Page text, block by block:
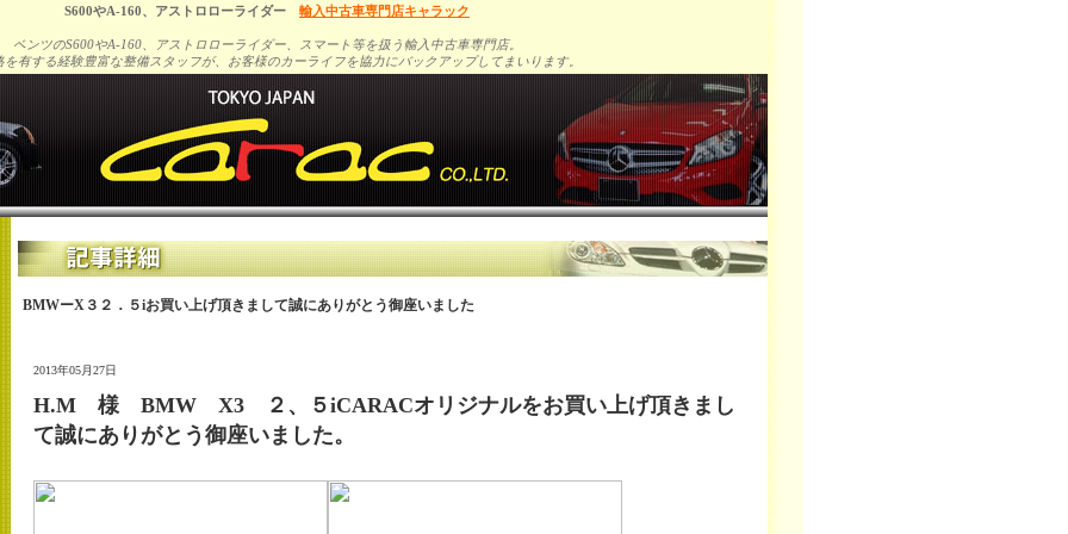
S600やA-160、アストロローライダー 輸入中古車専門店キャラック
ベンツのS600やA-160、アストロローライダー、スマート等を扱う輸入中古車専門店。
を有する経験豊富な整備スタッフが、お客様のカーライフを協力にバックアップしてまいります。
BMWーX３２．５iお買い上げ頂きまして誠にありがとう御座いました
2013年05月27日
H.M 様 BMW X3 ２、５iCARACオリジナルをお買い上げ頂きまし
て誠にありがとう御座いました。